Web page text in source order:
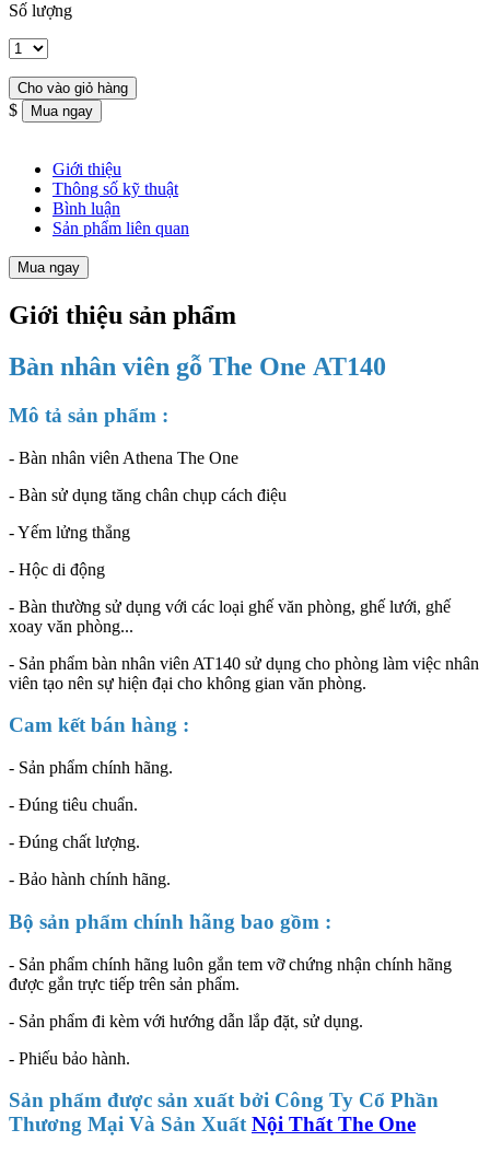
Số lượng
$
Giới thiệu
Thông số kỹ thuật
Bình luận
Sản phẩm liên quan
Mua ngay
Giới thiệu sản phẩm
Bàn nhân viên gỗ The One AT140
Mô tả sản phẩm :
- Bàn nhân viên Athena The One
- Bàn sử dụng tăng chân chụp cách điệu
- Yếm lửng thẳng
- Hộc di động
- Bàn thường sử dụng với các loại ghế văn phòng, ghế lưới, ghế
xoay văn phòng...
- Sản phẩm bàn nhân viên AT140 sử dụng cho phòng làm việc nhân
viên tạo nên sự hiện đại cho không gian văn phòng.
Cam kết bán hàng :
- Sản phẩm chính hãng.
- Đúng tiêu chuẩn.
- Đúng chất lượng.
- Bảo hành chính hãng.
Bộ sản phẩm chính hãng bao gồm :
- Sản phẩm chính hãng luôn gắn tem vỡ chứng nhận chính hãng
được gắn trực tiếp trên sản phẩm.
- Sản phẩm đi kèm với hướng dẫn lắp đặt, sử dụng.
- Phiếu bảo hành.
Sản phẩm được sản xuất bởi Công Ty Cổ Phần
Thương Mại Và Sản XuấtNội Thất The One